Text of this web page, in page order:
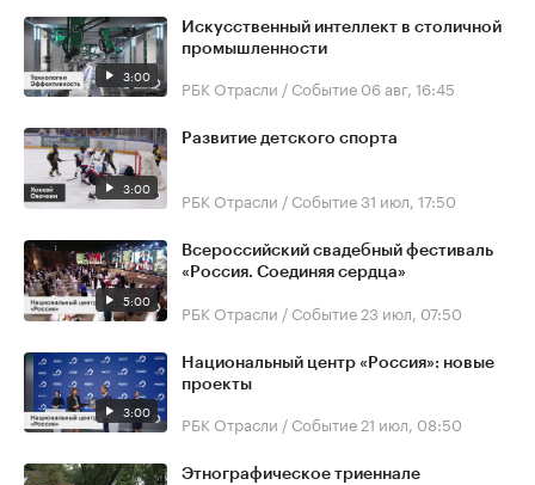
3:00
Искусственный интеллект в столичной
промышленности
РБК Отрасли / Событие 06 авг, 16:45
3:00
Развитие детского спорта
РБК Отрасли / Событие31 июл, 17:50
5:00
Всероссийский свадебный фестиваль
«Россия. Соединяя сердца»
РБК Отрасли / Событие 23 июл, 07:50
3:00
Национальный центр «Россия»: новые
проекты
РБК Отрасли / Событие 21 июл, 08:50
Этнографическое триеннале